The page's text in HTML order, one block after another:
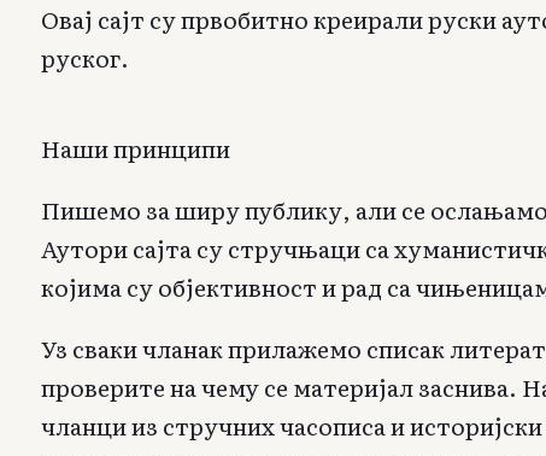
Овај сајт су првобитно креирали руски
руског.
Наши принципи
Пишемо за ширу публику, али се
Аутори сајта су стручњаци са
којима су објективност и рад са
Уз сваки чланак прилажемо списак
проверите на чему се материјал заснива.
чланци из стручних часописа и